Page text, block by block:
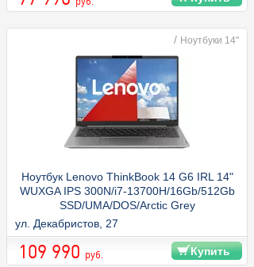
/ Ноутбуки 14"
Ноутбук Lenovo ThinkBook 14 G6 IRL 14"
WUXGA IPS 300N/i7-13700H/16Gb/512Gb
SSD/UMA/DOS/Arctic Grey
ул. Декабристов, 27
109 990 руб. Купить